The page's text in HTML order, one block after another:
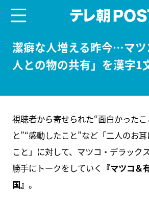
潔癖な人増える昨今…マツ
人との物の共有」を漢字1
視聴者から寄せられた“面白かったこ
と”“感動したこと”など「二人のお
こと」に対して、マツコ・デラック
勝手にトークをしていく 『マツコ＆
国』 。